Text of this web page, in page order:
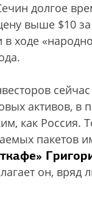
долгое
выше $10
ходе
активов, в
как Россия.
пакетов
он, вряд